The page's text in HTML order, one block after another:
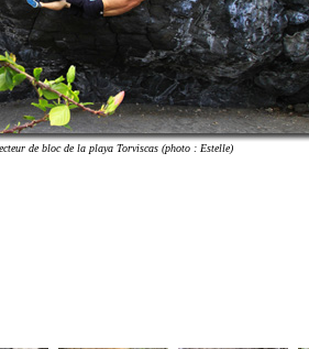
de bloc de la playa Torviscas (photo : Estelle)